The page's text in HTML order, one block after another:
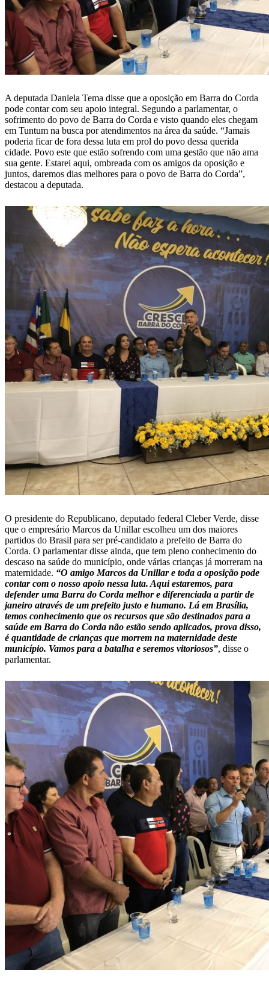
A deputada Daniela Tema disse que a oposição em Barra do Corda
pode contar com seu apoio integral. Segundo a parlamentar, o
sofrimento do povo de Barra do Corda e visto quando eles chegam
em Tuntum na busca por atendimentos na área da saúde. “Jamais
poderia ficar de fora dessa luta em prol do povo dessa querida
cidade. Povo este que estão sofrendo com uma gestão que não ama
sua gente. Estarei aqui, ombreada com os amigos da oposição e
juntos, daremos dias melhores para o povo de Barra do Corda”,
destacou a deputada.
O presidente do Republicano, deputado federal Cleber Verde, disse
que o empresário Marcos da Unillar escolheu um dos maiores
partidos do Brasil para ser pré-candidato a prefeito de Barra do
Corda. O parlamentar disse ainda, que tem pleno conhecimento do
descaso na saúde do município, onde várias crianças já morreram na
maternidade. “O amigo Marcos da Unillar e toda a oposição pode
contar com o nosso apoio nessa luta. Aqui estaremos, para
defender uma Barra do Corda melhor e diferenciada a partir de
janeiro através de um prefeito justo e humano. Lá em Brasília,
temos conhecimento que os recursos que são destinados para a
saúde em Barra do Corda não estão sendo aplicados, prova disso,
é quantidade de crianças que morrem na maternidade deste
município. Vamos para a batalha e seremos vitoriosos”, disse o
parlamentar.